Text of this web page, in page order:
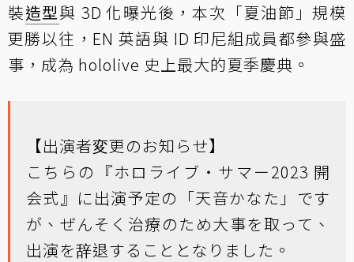
裝造型與 3D 化曝光後，本次「夏油節」規模
更勝以往，EN 英語與 ID 印尼組成員都參與盛
事，成為 hololive 史上最大的夏季慶典。
【出演者変更のお知らせ】
こちらの『ホロライブ・サマー2023 開
会式』に出演予定の「天音かなた」です
が、ぜんそく治療のため大事を取って、
出演を辞退することとなりました。